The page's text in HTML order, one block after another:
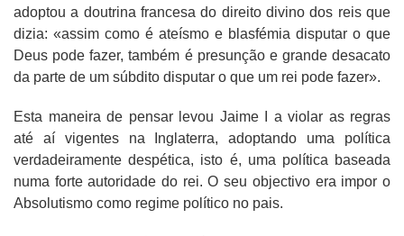
adoptou a doutrina francesa do direito divino dos reis que
dizia: «assim como é ateísmo e blasfémia disputar o que
Deus pode fazer, também é presunção e grande desacato
da parte de um súbdito disputar o que um rei pode fazer».
Esta maneira de pensar levou Jaime I a violar as regras
até aí vigentes na Inglaterra, adoptando uma política
verdadeiramente despética, isto é, uma política baseada
numa forte autoridade do rei. O seu objectivo era impor o
Absolutismo como regime político no pais.